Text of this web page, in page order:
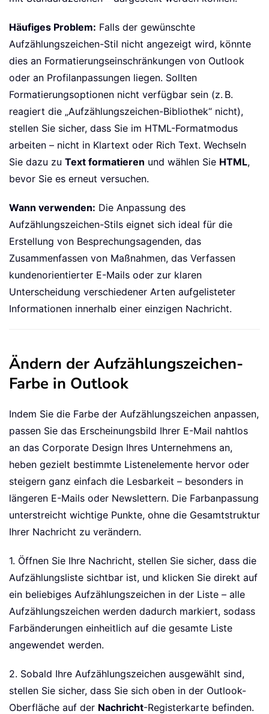
Häufiges Problem: Falls der gewünschte
Aufzählungszeichen-Stil nicht angezeigt wird, könnte
dies an Formatierungseinschränkungen von Outlook
oder an Profilanpassungen liegen. Sollten
Formatierungsoptionen nicht verfügbar sein (z. B.
reagiert die „Aufzählungszeichen-Bibliothek“ nicht),
stellen Sie sicher, dass Sie im HTML-Formatmodus
arbeiten – nicht in Klartext oder Rich Text. Wechseln
Sie dazu zu Text formatieren und wählen Sie HTML,
bevor Sie es erneut versuchen.
Wann verwenden: Die Anpassung des
Aufzählungszeichen-Stils eignet sich ideal für die
Erstellung von Besprechungsagenden, das
Zusammenfassen von Maßnahmen, das Verfassen
kundenorientierter E-Mails oder zur klaren
Unterscheidung verschiedener Arten aufgelisteter
Informationen innerhalb einer einzigen Nachricht.
Ändern der Aufzählungszeichen-
Farbe in Outlook
Indem Sie die Farbe der Aufzählungszeichen anpassen,
passen Sie das Erscheinungsbild Ihrer E-Mail nahtlos
an das Corporate Design Ihres Unternehmens an,
heben gezielt bestimmte Listenelemente hervor oder
steigern ganz einfach die Lesbarkeit – besonders in
längeren E-Mails oder Newslettern. Die Farbanpassung
unterstreicht wichtige Punkte, ohne die Gesamtstruktur
Ihrer Nachricht zu verändern.
1. Öffnen Sie Ihre Nachricht, stellen Sie sicher, dass die
Aufzählungsliste sichtbar ist, und klicken Sie direkt auf
ein beliebiges Aufzählungszeichen in der Liste – alle
Aufzählungszeichen werden dadurch markiert, sodass
Farbänderungen einheitlich auf die gesamte Liste
angewendet werden.
2. Sobald Ihre Aufzählungszeichen ausgewählt sind,
stellen Sie sicher, dass Sie sich oben in der Outlook-
Oberfläche auf der Nachricht-Registerkarte befinden.